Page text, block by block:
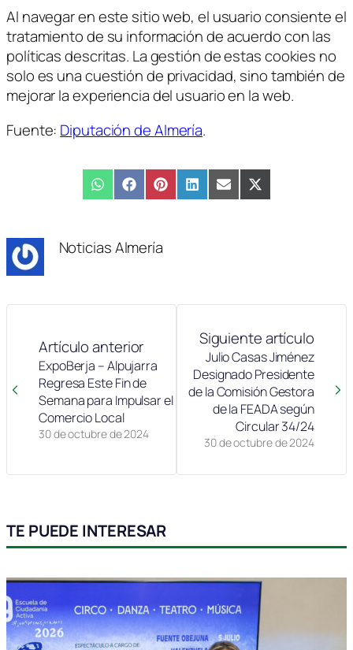
Al navegar en este sitio web, el usuario consiente el
tratamiento de su información de acuerdo con las
políticas descritas. La gestión de estas cookies no
solo es una cuestión de privacidad, sino también de
mejorar la experiencia del usuario en la web.
Fuente: Diputación de Almería.
Compartir
en
WhatsAppCompartir
en
FacebookCompartir
en
PinterestCompartir
en
LinkedInCompartir
en
EmailCompartir
en
X
(Twitter)
Noticias Almería
Artículo anterior
30 de octubre de 2024
ExpoBerja – Alpujarra
Regresa Este Fin de
Semana para Impulsar el
Comercio Local
Siguiente artículo
30 de octubre de 2024
Julio Casas Jiménez
Designado Presidente
de la Comisión Gestora
de la FEADA según
Circular 34/24
TE PUEDE INTERESAR